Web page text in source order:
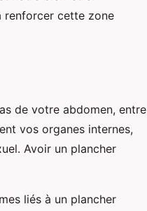
renforcer cette zone
de votre abdomen, entre
vos organes internes,
Avoir un plancher
liés à un plancher